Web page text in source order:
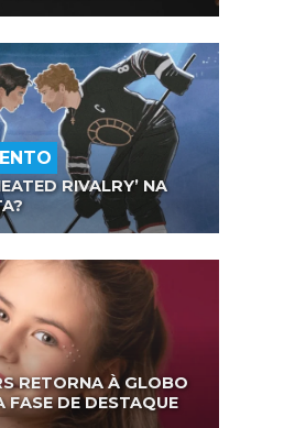
RIVALRY’ NA
RETORNA À GLOBO
FASE DE DESTAQUE